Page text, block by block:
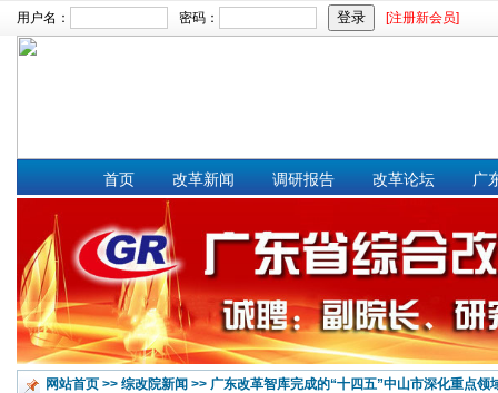
用户名： 密码： [注册新会员]
文章搜索：
首页 改革新闻 调研报告 改革论坛 广
网站首页 >> 综改院新闻 >> 广东改革智库完成的“十四五”中山市深化重点